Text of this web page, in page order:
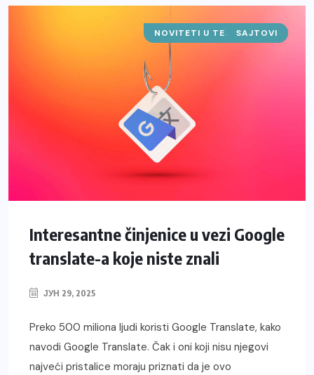
NOVITETI U TEHNOLOGIJI
SAJTOVI
Interesantne činjenice u vezi Google
translate-a koje niste znali
ЈУН 29, 2025
Preko 500 miliona ljudi koristi Google Translate, kako
navodi Google Translate. Čak i oni koji nisu njegovi
najveći pristalice moraju priznati da je ovo